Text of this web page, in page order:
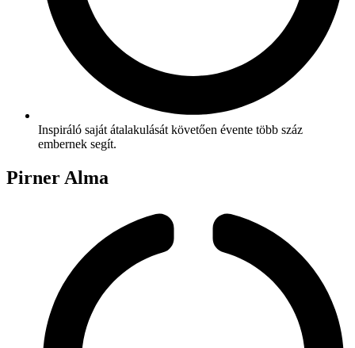
Inspiráló saját átalakulását követően évente több száz
embernek segít.
Pirner Alma